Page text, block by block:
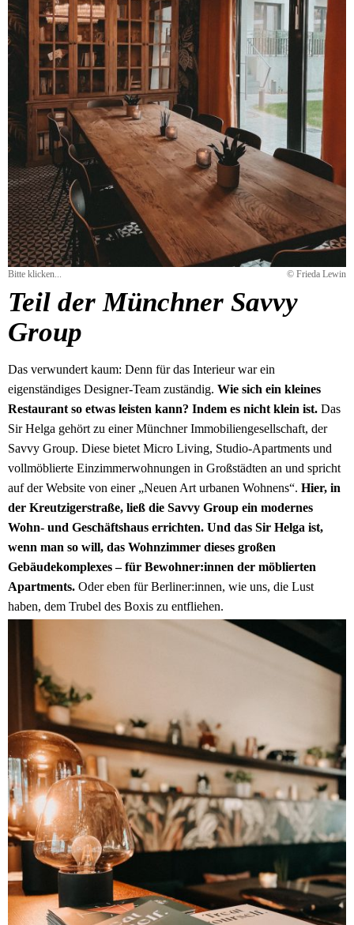
Bitte klicken... © Frieda Lewin
Teil der Münchner Savvy
Group
Das verwundert kaum: Denn für das Interieur war ein
eigenständiges Designer-Team zuständig. Wie sich ein kleines
Restaurant so etwas leisten kann? Indem es nicht klein ist. Das
Sir Helga gehört zu einer Münchner Immobiliengesellschaft, der
Savvy Group. Diese bietet Micro Living, Studio-Apartments und
vollmöblierte Einzimmerwohnungen in Großstädten an und spricht
auf der Website von einer „Neuen Art urbanen Wohnens“. Hier, in
der Kreutzigerstraße, ließ die Savvy Group ein modernes
Wohn- und Geschäftshaus errichten. Und das Sir Helga ist,
wenn man so will, das Wohnzimmer dieses großen
Gebäudekomplexes – für Bewohner:innen der möblierten
Apartments. Oder eben für Berliner:innen, wie uns, die Lust
haben, dem Trubel des Boxis zu entfliehen.